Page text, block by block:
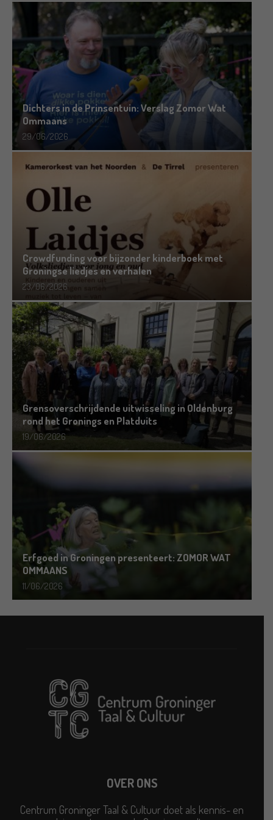
Dichters in de Prinsentuin: Verslag Zomor Wat
Ommaans
29/06/2026
Crowdfunding voor bijzonder kinderboek met
Groningse liedjes en verhalen
23/06/2026
Grensoverschrijdende uitwisseling in Oldenburg
rond het Gronings en Platduits
19/06/2026
Erfgoed in Groningen presenteert: ZOMOR WAT
OMMAANS
11/06/2026
OVER ONS
Centrum Groninger Taal & Cultuur doet als kennis- en